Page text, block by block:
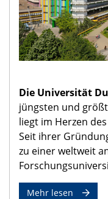
Die Universität
jüngsten und
liegt im Herzen
Seit ihrer
zu einer weltweit
Mehr lesen